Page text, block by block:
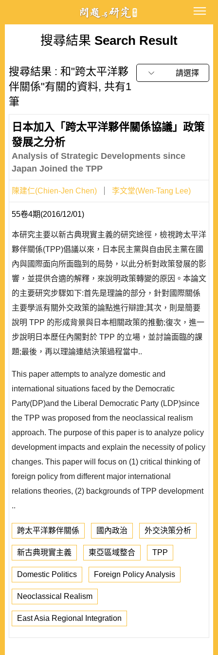
搜尋結果 Search Result
搜尋結果 : 和"跨太平洋夥
伴關係"有關的資料, 共有1
筆
請選擇
日本加入「跨太平洋夥伴關係協議」政策
發展之分析
Analysis of Strategic Developments since
Japan Joined the TPP
陳建仁(Chien-Jen Chen) 李文堂(Wen-Tang Lee)
55卷4期(2016/12/01)
本研究主要以新古典現實主義的研究途徑，檢視跨太平洋
夥伴關係(TPP)倡議以來，日本民主黨與自由民主黨在國
內與國際面向所面臨到的局勢，以此分析對政策發展的影
響，並提供合適的解釋，來說明政策轉變的原因。本論文
的主要研究步驟如下:首先是理論的部分，針對國際關係
主要學派有關外交政策的論點進行辯證;其次，則是簡要
說明 TPP 的形成背景與日本相關政策的推動;復次，進一
步說明日本歷任內閣對於 TPP 的立場，並討論面臨的課
題;最後，再以理論連結決策過程當中..
This paper attempts to analyze domestic and
international situations faced by the Democratic
Party(DP)and the Liberal Democratic Party (LDP)since
the TPP was proposed from the neoclassical realism
approach. The purpose of this paper is to analyze policy
development impacts and explain the necessity of policy
changes. This paper will focus on (1) critical thinking of
foreign policy from different major international
relations theories, (2) backgrounds of TPP development
..
跨太平洋夥伴關係 國內政治 外交決策分析
新古典現實主義 東亞區域整合 TPP
Domestic Politics Foreign Policy Analysis
Neoclassical Realism
East Asia Regional Integration